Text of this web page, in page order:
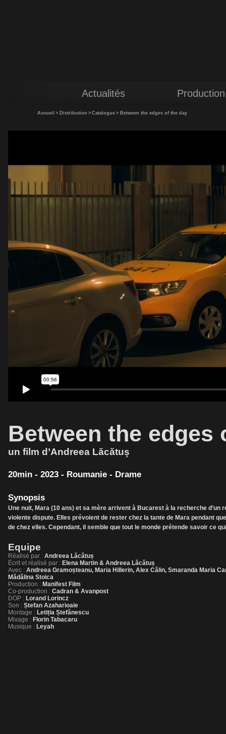
Actualités Production
Accueil > Distribution > Catalogue > Between the edges of the day
Between the edges
un film d’Andreea Lăcătuș
20min - 2023 - Roumanie - Drame
Synopsis
Une nuit, Mara (10 ans) et sa mère arrivent à Bucarest à la recherche
violente dispute. Elles prévoient de rester chez la tante de Mara pendant
de chez elles. Cependant, il semble que tout le monde prétende savoir ce
Equipe
Réalisé par : Andreea Lăcătuș
Écrit et réalisé par : Elena Martin & Andreea Lăcătuș
Avec : Andreea Gramoșteanu, Maria Hillerin, Alex Călin, Smaranda Maria
Mădălina Stoica
Production : Manifest Film
Co-production : Cadran & Avanpost
DOP : Lorand Lorincz
Son : Ștefan Azaharioaie
Montage : Letiția Ștefănescu
Mixage : Florin Tabacaru
Musique : Leyah